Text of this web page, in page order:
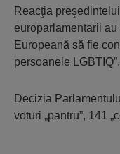
Reacţia
europarlamentarii
Europeană să fie
persoanele LGBTIQ”.
Decizia
voturi „pantru”, 141